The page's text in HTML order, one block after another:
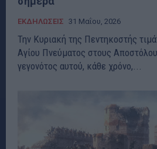
ΕΚΔΗΛΩΣΕΙΣ 31 Μαΐου, 2026
Την Κυριακή της Πεντηκοστής
Αγίου Πνεύματος στους
γεγονότος αυτού, κάθε χρόνο,...